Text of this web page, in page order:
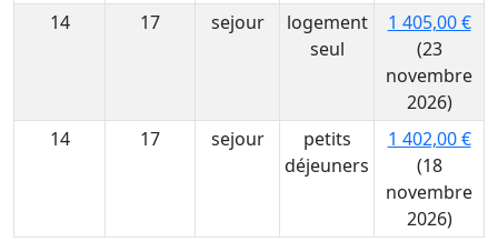
14
17 sejour
logement
seul
1 405,00 €
(23
novembre
2026)
14
17 sejour
petits
déjeuners
1 402,00 €
(18
novembre
2026)